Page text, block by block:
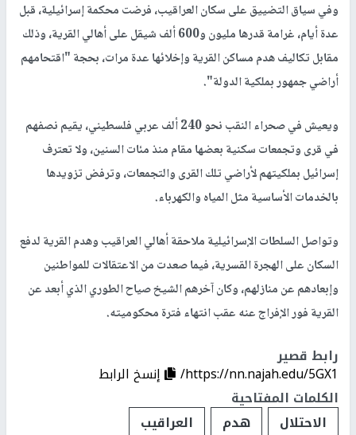
وفي سياق التضييق على سكان العراقيب، فرضت محكمة إسرائيلية، قبل
عدة أيام، غرامة قدرها مليون و600 ألف شيقل على أهالي القرية، وذلك
مقابل تكاليف هدم مساكن القرية وإخلائها عدة مرات، بحجة "اقتحامهم
أراضي جمهور بملكية الدولة".
ويعيش في صحراء النقب نحو 240 ألف عربي فلسطيني، يقيم نصفهم
في قرى وتجمعات سكنية بعضها مقام منذ مئات السنين، ولا تعترف
إسرائيل بملكيتهم لأراضي تلك القرى والتجمعات، وترفض تزويدها
بالخدمات الأساسية مثل المياه والكهرباء.
وتواصل السلطات الإسرائيلية ملاحقة أهالي العراقيب وهدم القرية لدفع
السكان على الهجرة القسرية، فيما صعدت من الاعتقالات للمواطنين
وإبعادهم عن منازلهم، وكان آخرهم الشيخ صياح الطوري الذي أبعد عن
القرية فور الإفراج عنه عقب انتهاء فترة محكوميته.
رابط قصير
https://nn.najah.edu/5GX1/
إنسخ الرابط
الكلمات المفتاحية
الاحتلال
هدم العراقيب